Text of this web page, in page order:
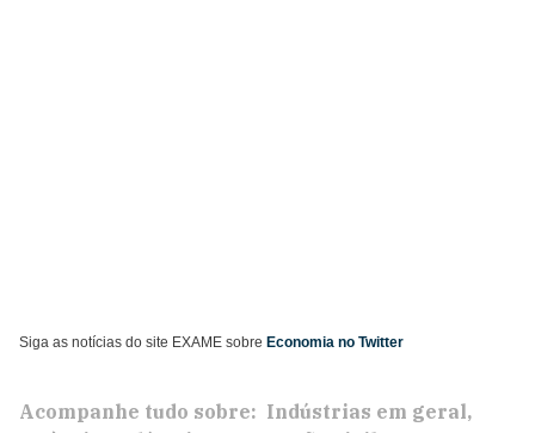
Siga as notícias do site EXAME sobre Economia no Twitter
Acompanhe tudo sobre: Indústrias em geral